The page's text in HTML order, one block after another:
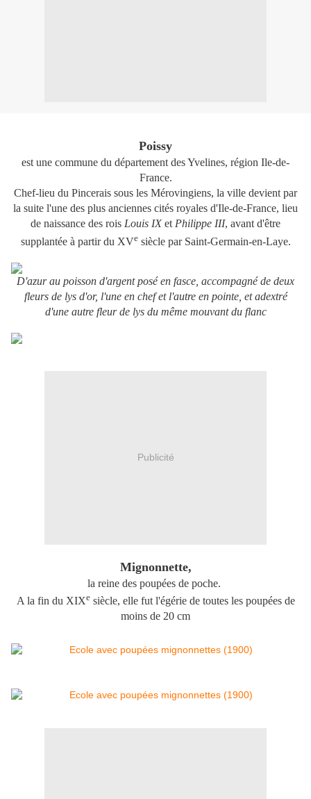
Poissy
est une commune du département des Yvelines, région Ile-de-
France.
Chef-lieu du Pincerais sous les Mérovingiens, la ville devient par
la suite l'une des plus anciennes cités royales d'Ile-de-France, lieu
de naissance des rois Louis IX et Philippe III, avant d'être
supplantée à partir du XVesiècle par Saint-Germain-en-Laye.
D'azur au poisson d'argent posé en fasce, accompagné de deux
fleurs de lys d'or, l'une en chef et l'autre en pointe, et adextré
d'une autre fleur de lys du même mouvant du flanc
Publicité
Mignonnette,
la reine des poupées de poche.
A la fin du XIXesiècle, elle fut l'égérie de toutes les poupées de
moins de 20 cm